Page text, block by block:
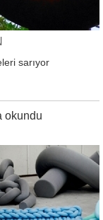
sarıyor
okundu